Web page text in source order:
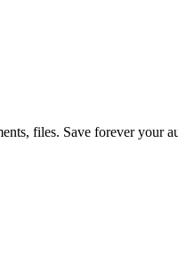
files. Save forever your